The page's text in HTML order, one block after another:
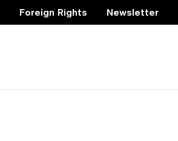
Foreign Rights Newsletter